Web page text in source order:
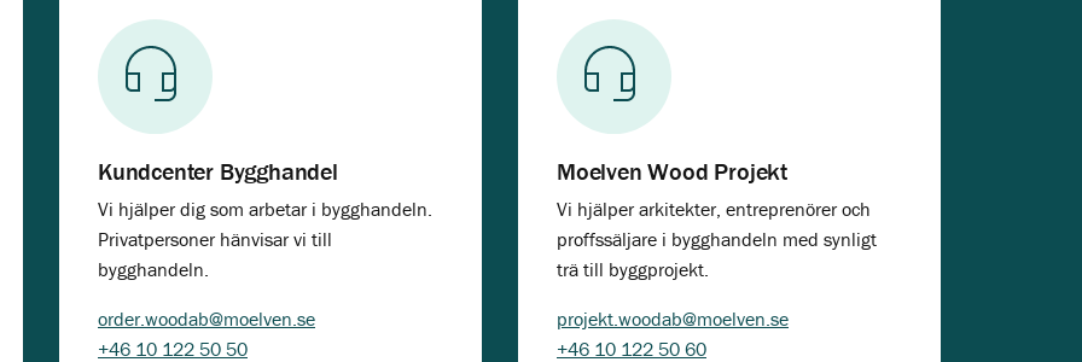
Kundcenter Bygghandel
Vi hjälper dig som arbetar i bygghandeln.
Privatpersoner hänvisar vi till
bygghandeln.
order.woodab@moelven.se
+46 10 122 50 50
Moelven Wood Projekt
Vi hjälper arkitekter, entreprenörer och
proffssäljare i bygghandeln med synligt
trä till byggprojekt.
projekt.woodab@moelven.se
+46 10 122 50 60